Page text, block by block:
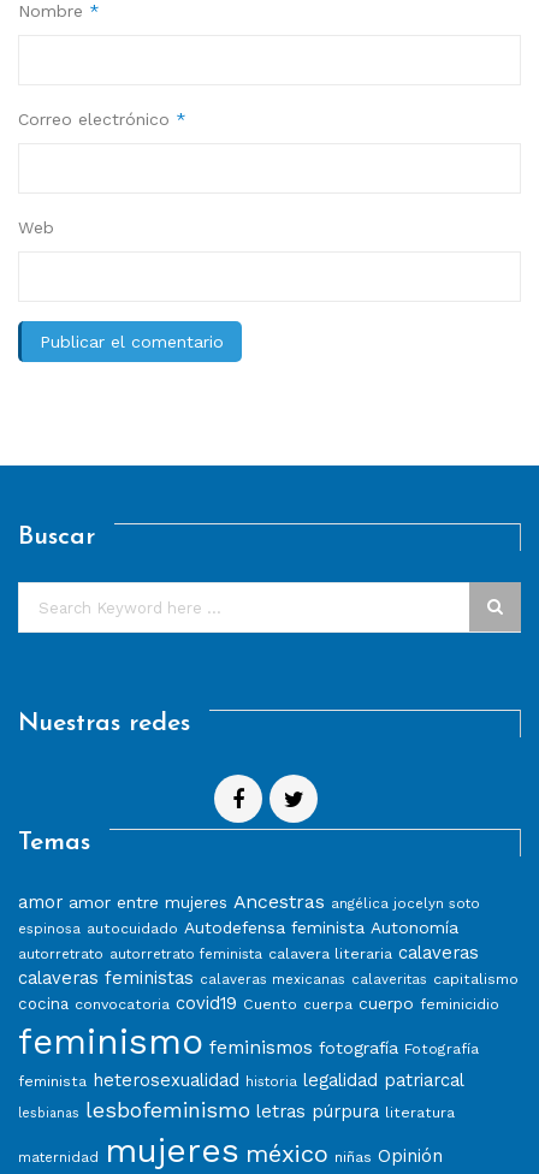
Nombre *
Correo electrónico *
Web
Buscar
Nuestras redes
Temas
amor amor entre mujeres Ancestras angélica jocelyn soto
espinosa autocuidado Autodefensa feminista Autonomía
autorretrato autorretrato feminista calavera literaria calaveras
calaveras feministas calaveras mexicanas calaveritas capitalismo
cocina convocatoria covid19 Cuento cuerpa cuerpo feminicidio
feminismo feminismos fotografía Fotografía
feminista heterosexualidad historia legalidad patriarcal
lesbianas lesbofeminismo letras púrpura literatura
maternidad mujeres méxico niñas Opinión